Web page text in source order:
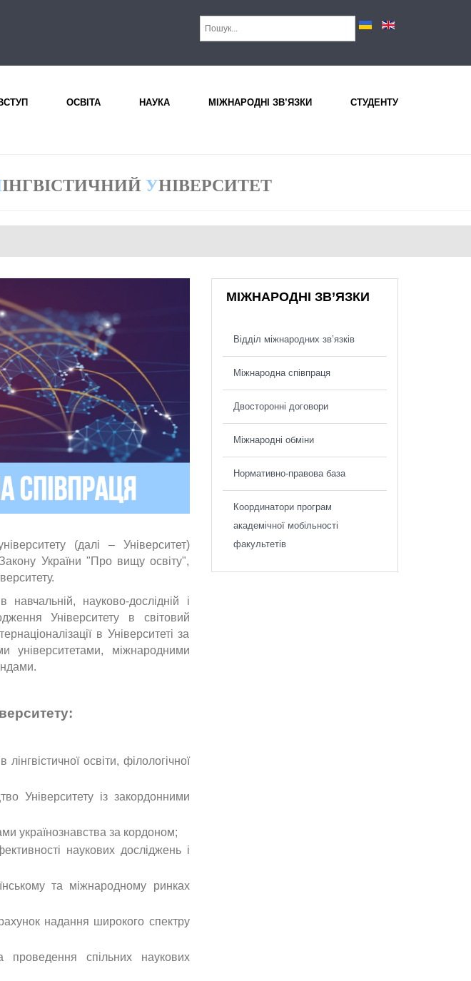
ОСВІТА НАУКА МІЖНАРОДНІ ЗВ’ЯЗКИ СТУДЕНТУ
ІНГВІСТИЧНИЙ УНІВЕРСИТЕТ
(далі – Університет)
України "Про вищу освіту",
науково-дослідній і
Університету в світовий
в Університеті за
університетами, міжнародними
освіти, філологічної
Університету із закордонними
українознавства за кордоном;
наукових досліджень і
та міжнародному ринках
надання широкого спектру
проведення спільних наукових
МІЖНАРОДНІ ЗВ’ЯЗКИ
Відділ міжнародних зв’язків
Міжнародна співпраця
Двосторонні договори
Міжнародні обміни
Нормативно-правова база
Координатори програм
академічної мобільності
факультетів